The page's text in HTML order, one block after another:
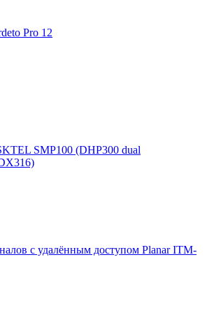
Pro 12
SMP100 (DHP300 dual
с удалённым доступом Planar ITM-